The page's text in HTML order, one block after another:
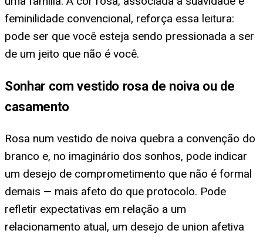
feminilidade convencional, reforça essa leitura:
pode ser que você esteja sendo pressionada a ser
de um jeito que não é você.
Sonhar com vestido rosa de noiva ou de
casamento
Rosa num vestido de noiva quebra a convenção do
branco e, no imaginário dos sonhos, pode indicar
um desejo de comprometimento que não é formal
demais — mais afeto do que protocolo. Pode
refletir expectativas em relação a um
relacionamento atual, um desejo de union afetiva